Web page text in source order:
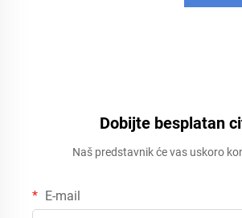
Dobijte besplatan
Naš predstavnik će vas uskoro
E-mail